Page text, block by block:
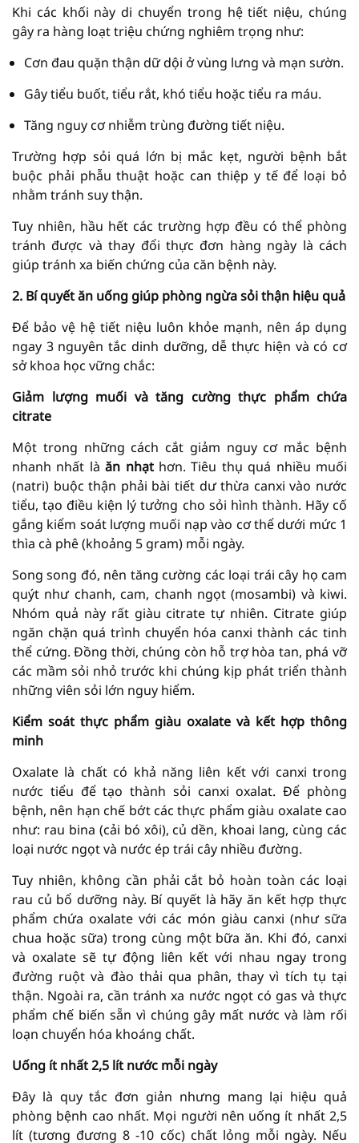
Khi các khối này di chuyển trong hệ tiết niệu, chúng
gây ra hàng loạt triệu chứng nghiêm trọng như:
Cơn đau quặn thận dữ dội ở vùng lưng và mạn sườn.
Gây tiểu buốt, tiểu rắt, khó tiểu hoặc tiểu ra máu.
Tăng nguy cơ nhiễm trùng đường tiết niệu.
Trường hợp sỏi quá lớn bị mắc kẹt, người bệnh bắt
buộc phải phẫu thuật hoặc can thiệp y tế để loại bỏ
nhằm tránh suy thận.
Tuy nhiên, hầu hết các trường hợp đều có thể phòng
tránh được và thay đổi thực đơn hàng ngày là cách
giúp tránh xa biến chứng của căn bệnh này.
2. Bí quyết ăn uống giúp phòng ngừa sỏi thận hiệu quả
Để bảo vệ hệ tiết niệu luôn khỏe mạnh, nên áp dụng
ngay 3 nguyên tắc dinh dưỡng, dễ thực hiện và có cơ
sở khoa học vững chắc:
Giảm lượng muối và tăng cường thực phẩm chứa
citrate
Một trong những cách cắt giảm nguy cơ mắc bệnh
nhanh nhất làăn nhạthơn. Tiêu thụ quá nhiều muối
(natri) buộc thận phải bài tiết dư thừa canxi vào nước
tiểu, tạo điều kiện lý tưởng cho sỏi hình thành. Hãy cố
gắng kiểm soát lượng muối nạp vào cơ thể dưới mức 1
thìa cà phê (khoảng 5 gram) mỗi ngày.
Song song đó, nên tăng cường các loại trái cây họ cam
quýt như chanh, cam, chanh ngọt (mosambi) và kiwi.
Nhóm quả này rất giàu citrate tự nhiên. Citrate giúp
ngăn chặn quá trình chuyển hóa canxi thành các tinh
thể cứng. Đồng thời, chúng còn hỗ trợ hòa tan, phá vỡ
các mầm sỏi nhỏ trước khi chúng kịp phát triển thành
những viên sỏi lớn nguy hiểm.
Kiểm soát thực phẩm giàu oxalate và kết hợp thông
minh
Oxalate là chất có khả năng liên kết với canxi trong
nước tiểu để tạo thành sỏi canxi oxalat. Để phòng
bệnh, nên hạn chế bớt các thực phẩm giàu oxalate cao
như: rau bina (cải bó xôi), củ dền, khoai lang, cùng các
loại nước ngọt và nước ép trái cây nhiều đường.
Tuy nhiên, không cần phải cắt bỏ hoàn toàn các loại
rau củ bổ dưỡng này. Bí quyết là hãy ăn kết hợp thực
phẩm chứa oxalate với các món giàu canxi (như sữa
chua hoặc sữa) trong cùng một bữa ăn. Khi đó, canxi
và oxalate sẽ tự động liên kết với nhau ngay trong
đường ruột và đào thải qua phân, thay vì tích tụ tại
thận. Ngoài ra, cần tránh xa nước ngọt có gas và thực
phẩm chế biến sẵn vì chúng gây mất nước và làm rối
loạn chuyển hóa khoáng chất.
Uống ít nhất 2,5 lít nước mỗi ngày
Đây là quy tắc đơn giản nhưng mang lại hiệu quả
phòng bệnh cao nhất. Mọi người nên uống ít nhất 2,5
lít (tương đương 8 -10 cốc) chất lỏng mỗi ngày. Nếu